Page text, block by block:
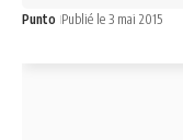
Punto Publié le 3 mai 2015